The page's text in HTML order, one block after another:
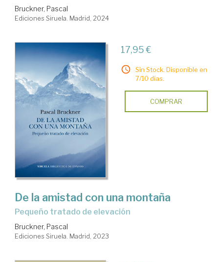
Bruckner, Pascal
Ediciones Siruela. Madrid, 2024
17,95 €
Sin Stock. Disponible en
7/10 días.
COMPRAR
De la amistad con una montaña
Pequeño tratado de elevación
Bruckner, Pascal
Ediciones Siruela. Madrid, 2023